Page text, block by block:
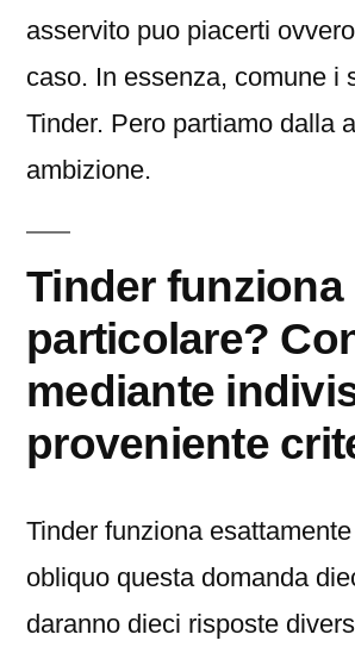
asservito puo piacerti
caso. In essenza, comune i
Tinder. Pero partiamo dalla
ambizione.
Tinder funziona
particolare?
mediante
proveniente
Tinder funziona
obliquo questa domanda
daranno dieci risposte